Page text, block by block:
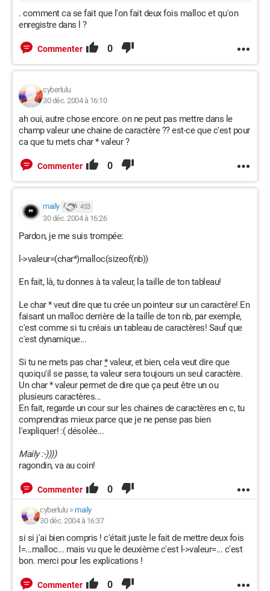
. comment ca se fait que l'on fait deux fois malloc et qu'on
enregistre dans l ?
Commenter 0
cyberlulu
30 déc. 2004 à 16:10
ah oui, autre chose encore. on ne peut pas mettre dans le
champ valeur une chaine de caractère ?? est-ce que c'est pour
ca que tu mets char * valeur ?
Commenter 0
maily 453
30 déc. 2004 à 16:26
Pardon, je me suis trompée:
l->valeur=(char*)malloc(sizeof(nb))
En fait, là, tu donnes à ta valeur, la taille de ton tableau!
Le char * veut dire que tu crée un pointeur sur un caractère! En
faisant un malloc derrière de la taille de ton nb, par exemple,
c'est comme si tu créais un tableau de caractères! Sauf que
c'est dynamique...
Si tu ne mets pas char*valeur, et bien, cela veut dire que
quoiqu'il se passe, ta valeur sera toujours un seul caractère.
Un char * valeur permet de dire que ça peut être un ou
plusieurs caractères...
En fait, regarde un cour sur les chaines de caractères en c, tu
comprendras mieux parce que je ne pense pas bien
l'expliquer! :( désolée...
Maily :-))))
ragondin, va au coin!
Commenter 0
cyberlulu> maily
30 déc. 2004 à 16:37
si si j'ai bien compris ! c'était juste le fait de mettre deux fois
l=...malloc... mais vu que le deuxième c'est l->valeur=... c'est
bon. merci pour les explications !
Commenter 0